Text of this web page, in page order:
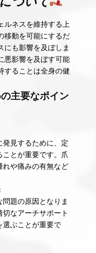
ルネスを維持する上
移動を可能にするだ
にも影響を及ぼしま
悪影響を及ぼす可能
することは全身の健
主要なポイン
見するために、定
とが重要です。爪
や痛みの有無など
題の原因となりま
なアーチサポート
選ぶことが重要で